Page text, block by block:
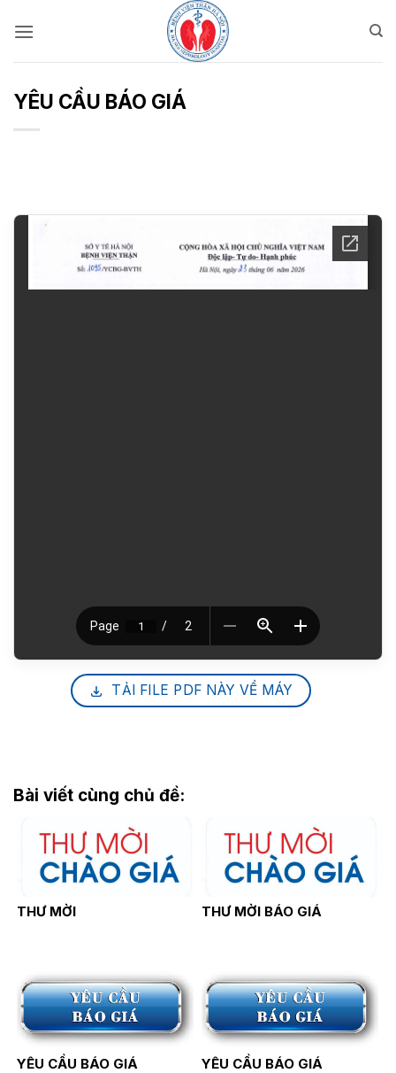
qua
YÊU CẦU BÁO GIÁ
TẢI FILE PDF NÀY VỀ MÁY
Bài viết cùng chủ đề:
THƯ MỜI THƯ MỜI BÁO GIÁ
YÊU CẦU BÁO GIÁ YÊU CẦU BÁO GIÁ